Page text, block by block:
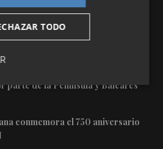
parte de la Península y Baleares
conmemora el 750 aniversario
TODO